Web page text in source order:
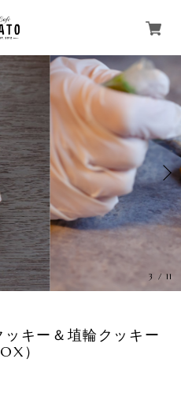
3 / 11
ッキー＆埴輪クッキー
）